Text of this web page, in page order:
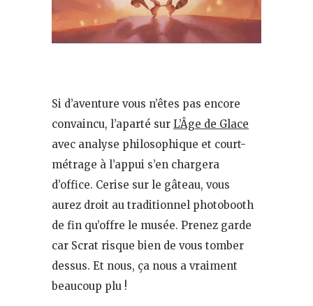
Si d’aventure vous n’êtes pas encore
convaincu, l’aparté sur L’Âge de Glace
avec analyse philosophique et court-
métrage à l’appui s’en chargera
d’office. Cerise sur le gâteau, vous
aurez droit au traditionnel photobooth
de fin qu’offre le musée. Prenez garde
car Scrat risque bien de vous tomber
dessus. Et nous, ça nous a vraiment
beaucoup plu !